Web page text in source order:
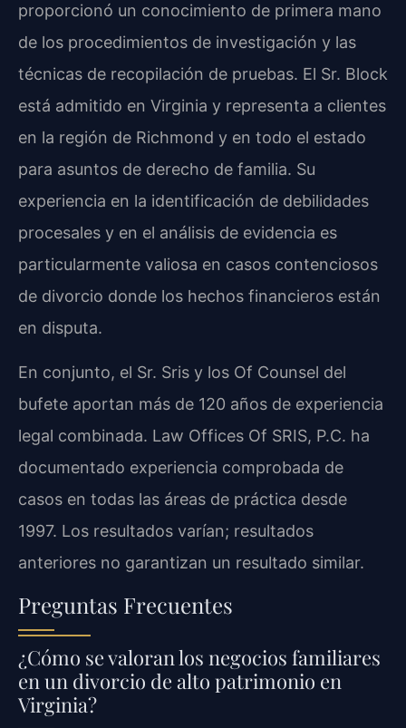
proporcionó un conocimiento de primera mano
de los procedimientos de investigación y las
técnicas de recopilación de pruebas. El Sr. Block
está admitido en Virginia y representa a clientes
en la región de Richmond y en todo el estado
para asuntos de derecho de familia. Su
experiencia en la identificación de debilidades
procesales y en el análisis de evidencia es
particularmente valiosa en casos contenciosos
de divorcio donde los hechos financieros están
en disputa.
En conjunto, el Sr. Sris y los Of Counsel del
bufete aportan más de 120 años de experiencia
legal combinada. Law Offices Of SRIS, P.C. ha
documentado experiencia comprobada de
casos en todas las áreas de práctica desde
1997. Los resultados varían; resultados
anteriores no garantizan un resultado similar.
Preguntas Frecuentes
¿Cómo se valoran los negocios familiares
en un divorcio de alto patrimonio en
Virginia?